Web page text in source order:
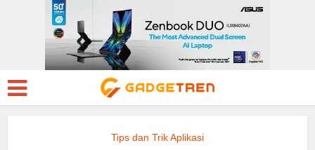
Tips dan Trik Aplikasi